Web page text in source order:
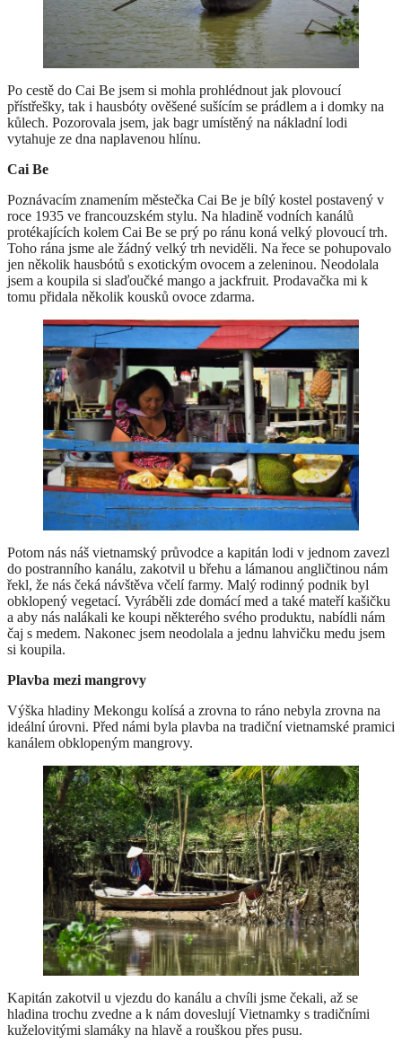
Po cestě do Cai Be jsem si mohla prohlédnout jak plovoucí
přístřešky, tak i hausbóty ověšené sušícím se prádlem a i domky na
kůlech. Pozorovala jsem, jak bagr umístěný na nákladní lodi
vytahuje ze dna naplavenou hlínu.
Cai Be
Poznávacím znamením městečka Cai Be je bílý kostel postavený v
roce 1935 ve francouzském stylu. Na hladině vodních kanálů
protékajících kolem Cai Be se prý po ránu koná velký plovoucí trh.
Toho rána jsme ale žádný velký trh neviděli. Na řece se pohupovalo
jen několik hausbótů s exotickým ovocem a zeleninou. Neodolala
jsem a koupila si slaďoučké mango a jackfruit. Prodavačka mi k
tomu přidala několik kousků ovoce zdarma.
Potom nás náš vietnamský průvodce a kapitán lodi v jednom zavezl
do postranního kanálu, zakotvil u břehu a lámanou angličtinou nám
řekl, že nás čeká návštěva včelí farmy. Malý rodinný podnik byl
obklopený vegetací. Vyráběli zde domácí med a také mateří kašičku
a aby nás nalákali ke koupi některého svého produktu, nabídli nám
čaj s medem. Nakonec jsem neodolala a jednu lahvičku medu jsem
si koupila.
Plavba mezi mangrovy
Výška hladiny Mekongu kolísá a zrovna to ráno nebyla zrovna na
ideální úrovni. Před námi byla plavba na tradiční vietnamské pramici
kanálem obklopeným mangrovy.
Kapitán zakotvil u vjezdu do kanálu a chvíli jsme čekali, až se
hladina trochu zvedne a k nám doveslují Vietnamky s tradičními
kuželovitými slamáky na hlavě a rouškou přes pusu.